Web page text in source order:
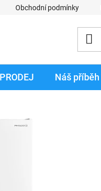
Obchodní podmínky
Náš příběh